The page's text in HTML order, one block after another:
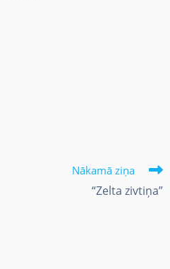
Nākamā ziņa
“Zelta zivtiņa”